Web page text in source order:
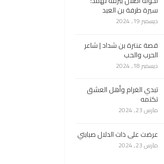
سيرة طرفة بن العبد
ديسمبر 19, 2024
قصة عنترة بن شداد | شاعر
الحرب والحب
ديسمبر 18, 2024
تبدي الغرام وأهل العشق
تكتمه
مارس 23, 2024
عرضت على ذات الدلال صبابتي
مارس 23, 2024